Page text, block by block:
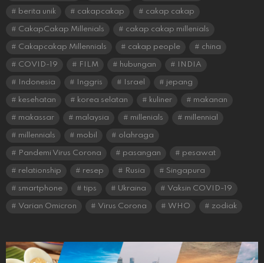
berita unik cakapcakap cakap cakap
CakapCakap Millenials cakap cakap millenials
Cakapcakap Millennials cakap people china
COVID-19 FILM hubungan INDIA
Indonesia Inggris Israel jepang
kesehatan korea selatan kuliner makanan
makassar malaysia millenials millennial
millennials mobil olahraga
Pandemi Virus Corona pasangan pesawat
relationship resep Rusia Singapura
smartphone tips Ukraina Vaksin COVID-19
Varian Omicron Virus Corona WHO zodiak